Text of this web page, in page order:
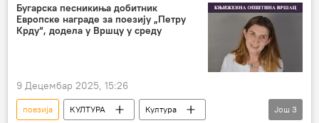
Мирослав Максимовић
Извиискра Његошева
Бугарска песникиња добитник
Европске награде за поезију „Петру
Крду“, додела у Вршцу у среду
9 Децембар 2025, 15:26
поезија КУЛТУРА
Култура
Још 3